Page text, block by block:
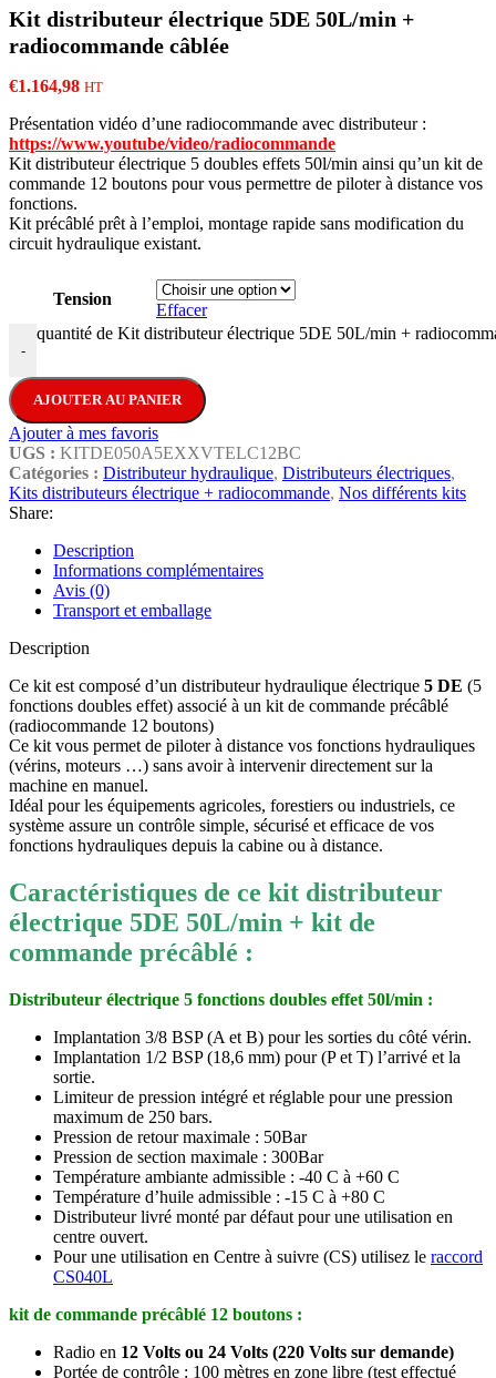
Kit distributeur électrique 5DE 50L/min +
radiocommande câblée
€1.164,98 HT
Présentation vidéo d’une radiocommande avec distributeur :
https://www.youtube/video/radiocommande
Kit distributeur électrique 5 doubles effets 50l/min ainsi qu’un kit de
commande 12 boutons pour vous permettre de piloter à distance vos
fonctions.
Kit précâblé prêt à l’emploi, montage rapide sans modification du
circuit hydraulique existant.
Tension
Effacer
-
quantité de Kit distributeur électrique 5DE 50L/min +
AJOUTER AU PANIER
Ajouter à mes favoris
UGS : KITDE050A5EXXVTELC12BC
Catégories : Distributeur hydraulique, Distributeurs électriques,
Kits distributeurs électrique + radiocommande, Nos différents kits
Share:
Description
Informations complémentaires
Avis (0)
Transport et emballage
Description
Ce kit est composé d’un distributeur hydraulique électrique 5 DE (5
fonctions doubles effet) associé à un kit de commande précâblé
(radiocommande 12 boutons)
Ce kit vous permet de piloter à distance vos fonctions hydrauliques
(vérins, moteurs …) sans avoir à intervenir directement sur la
machine en manuel.
Idéal pour les équipements agricoles, forestiers ou industriels, ce
système assure un contrôle simple, sécurisé et efficace de vos
fonctions hydrauliques depuis la cabine ou à distance.
Caractéristiques de ce kit distributeur
électrique 5DE 50L/min + kit de
commande précâblé :
Distributeur électrique 5 fonctions doubles effet 50l/min :
Implantation 3/8 BSP (A et B) pour les sorties du côté vérin.
Implantation 1/2 BSP (18,6 mm) pour (P et T) l’arrivé et la
sortie.
Limiteur de pression intégré et réglable pour une pression
maximum de 250 bars.
Pression de retour maximale : 50Bar
Pression de section maximale : 300Bar
Température ambiante admissible : -40 C à +60 C
Température d’huile admissible : -15 C à +80 C
Distributeur livré monté par défaut pour une utilisation en
centre ouvert.
Pour une utilisation en Centre à suivre (CS) utilisez le raccord
CS040L
kit de commande précâblé 12 boutons :
Radio en 12 Volts ou 24 Volts (220 Volts sur demande)
Portée de contrôle : 100 mètres en zone libre (test effectué